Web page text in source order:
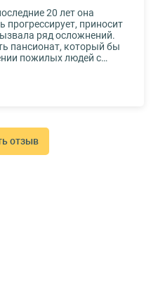
20 лет она
прогрессирует, приносит
ряд осложнений.
пансионат, который бы
пожилых людей с
подошли со всей
за прабабушкой
оказался
Находится в Москве, в
дорогого нам
отзыв